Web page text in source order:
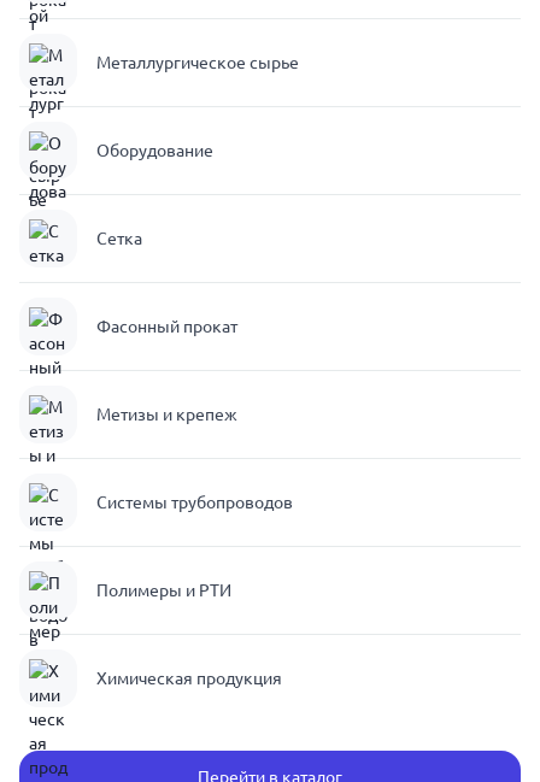
Металлургическое сырье
Оборудование
Сетка
Фасонный прокат
Метизы и крепеж
Системы трубопроводов
Полимеры и РТИ
Химическая продукция
Перейти в каталог